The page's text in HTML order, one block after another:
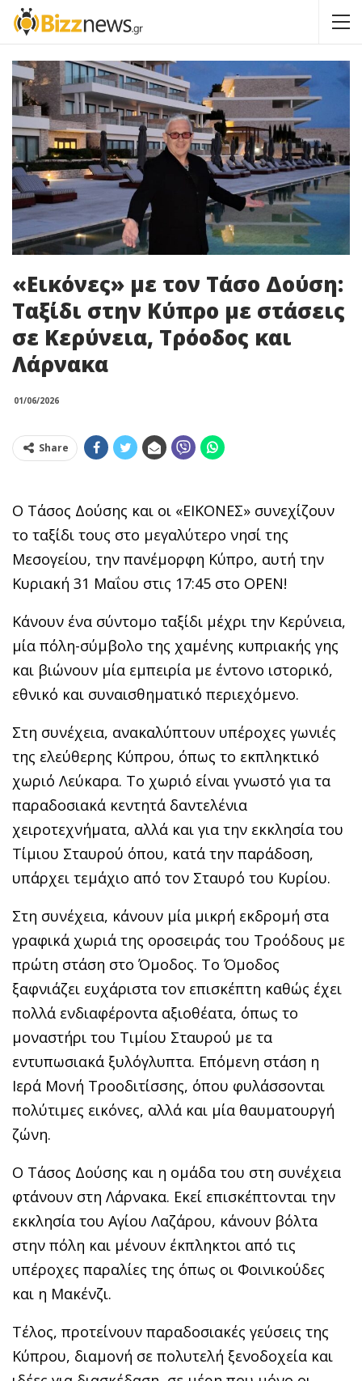
«Εικόνες» με τον Τάσο Δούση:
Ταξίδι στην Κύπρο με στάσεις
σε Κερύνεια, Τρόοδος και
Λάρνακα
01/06/2026
Share
Ο Τάσος Δούσης και οι «ΕΙΚΟΝΕΣ» συνεχίζουν
το ταξίδι τους στο μεγαλύτερο νησί της
Μεσογείου, την πανέμορφη Κύπρο, αυτή την
Κυριακή 31 Μαΐου στις 17:45 στο OPEN!
Κάνουν ένα σύντομο ταξίδι μέχρι την Κερύνεια,
μία πόλη-σύμβολο της χαμένης κυπριακής γης
και βιώνουν μία εμπειρία με έντονο ιστορικό,
εθνικό και συναισθηματικό περιεχόμενο.
Στη συνέχεια, ανακαλύπτουν υπέροχες γωνιές
της ελεύθερης Κύπρου, όπως το εκπληκτικό
χωριό Λεύκαρα. Το χωριό είναι γνωστό για τα
παραδοσιακά κεντητά δαντελένια
χειροτεχνήματα, αλλά και για την εκκλησία του
Τίμιου Σταυρού όπου, κατά την παράδοση,
υπάρχει τεμάχιο από τον Σταυρό του Κυρίου.
Στη συνέχεια, κάνουν μία μικρή εκδρομή στα
γραφικά χωριά της οροσειράς του Τροόδους με
πρώτη στάση στο Όμοδος. Το Όμοδος
ξαφνιάζει ευχάριστα τον επισκέπτη καθώς έχει
πολλά ενδιαφέροντα αξιοθέατα, όπως το
μοναστήρι του Τιμίου Σταυρού με τα
εντυπωσιακά ξυλόγλυπτα. Επόμενη στάση η
Ιερά Μονή Τροοδιτίσσης, όπου φυλάσσονται
πολύτιμες εικόνες, αλλά και μία θαυματουργή
ζώνη.
Ο Τάσος Δούσης και η ομάδα του στη συνέχεια
φτάνουν στη Λάρνακα. Εκεί επισκέπτονται την
εκκλησία του Αγίου Λαζάρου, κάνουν βόλτα
στην πόλη και μένουν έκπληκτοι από τις
υπέροχες παραλίες της όπως οι Φοινικούδες
και η Μακένζι.
Τέλος, προτείνουν παραδοσιακές γεύσεις της
Κύπρου, διαμονή σε πολυτελή ξενοδοχεία και